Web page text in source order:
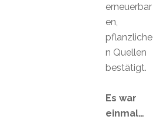
erneuerbar
en,
pflanzliche
n Quellen
bestätigt.
Es war
einmal…